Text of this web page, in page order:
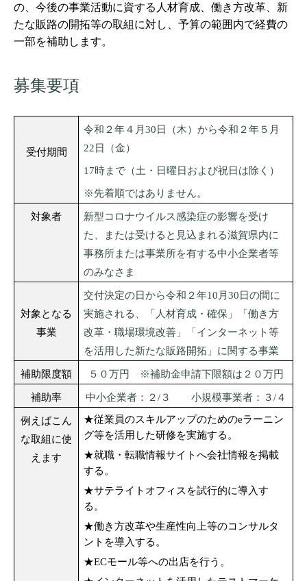
の、今後の事業活動に資する人材育成、働き方改革、新
たな販路の開拓等の取組に対し、予算の範囲内で経費の
一部を補助します。
募集要項
受付期間
令和２年４月30日（木）から令和２年５月
22日（金）
17時まで（土・日曜日および祝日は除く）
※先着順ではありません。
対象者
新型コロナウイルス感染症の影響を受け
た、または受けると見込まれる滋賀県内に
事務所または事業所を有する中小企業者等
のみなさま
対象となる
事業
交付決定の日から令和２年10 月30日の間に
実施される、「人材育成・確保」「働き方
改革・職場環境改善」「インターネット等
を活用した新たな販路開拓」に関する事業
補助限度額 ５０万円 ※補助金申請下限額は２０万円
補助率 中小企業者：２ /３ 小規模事業者：３/４
例えばこん
な取組に使
えます
★従業員のスキルアップのためのeラーニン
グ等を活用した研修を実施する。
★就職・転職情報サイトへ会社情報を掲載
する。
★サテライトオフィスを試行的に導入す
る。
★働き方改革や生産性向上等のコンサルタ
ントを導入する。
★ECモール等への出店を行う。